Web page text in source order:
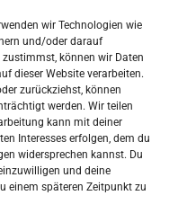
wir Technologien wie
und/oder darauf
können wir Daten
dieser Website verarbeiten.
zurückziehst, können
werden. Wir teilen
kann mit deiner
Interesses erfolgen, dem du
widersprechen kannst. Du
und deine
einem späteren Zeitpunkt zu